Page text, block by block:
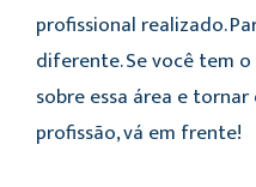
profissional realizado.
diferente. Se você tem
sobre essa área e
profissão, vá em frente!